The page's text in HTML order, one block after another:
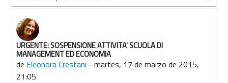
URGENTE: SOSPENSIONE ATTIVITA' SCUOLA DI
MANAGEMENT ED ECONOMIA
de Eleonora Crestani - martes, 17 de marzo de 2015,
21:05
Número de respuestas: 0